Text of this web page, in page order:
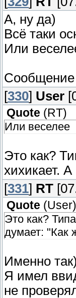
А, ну да)
Всё таки
Или
Сообщение
[330] User
Quote (RT)
Или веселее
Это как?
хихикает.
[331] RT
Quote (User)
Это как?
думает: "Как
Именно
Я имел
не